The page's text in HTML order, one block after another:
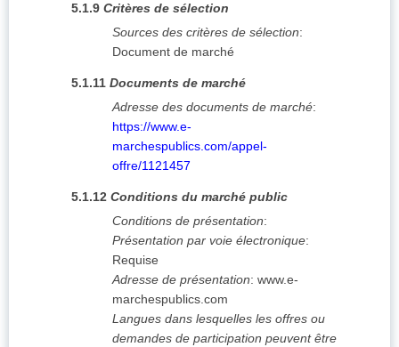
5.1.9 Critères de sélection
Sources des critères de sélection:
Document de marché
5.1.11 Documents de marché
Adresse des documents de marché:
https://www.e-
marchespublics.com/appel-
offre/1121457
5.1.12 Conditions du marché public
Conditions de présentation:
Présentation par voie électronique:
Requise
Adresse de présentation: www.e-
marchespublics.com
Langues dans lesquelles les offres ou
demandes de participation peuvent être